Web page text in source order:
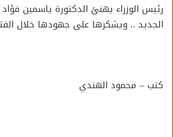
رئيس الوزراء يهنئ الدكتورة ياسمين
الجديد .. ويشكرها على جهودها خلال
كتب – محمود الهندي